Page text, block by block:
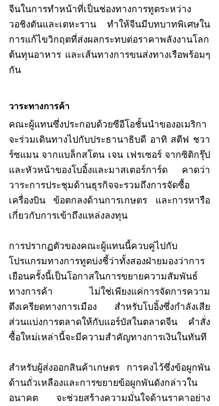
จีนในการทำหน้าที่เป็นช่องทางการทูตระหว่าง
วอชิงตันและเตหะราน ทำให้จีนมีบทบาทพิเศษใน
การแก้ไขวิกฤตที่ส่งผลกระทบต่อราคาพลังงานโลก
ต้นทุนอาหาร และเส้นทางการขนส่งทางเรือพร้อมๆ
กัน
วาระทางการค้า
คณะผู้แทนซึ่งประกอบด้วยซีอีโอชั้นนำของอเมริกา
จะร่วมเดินทางไปกับประธานาธิบดี อาทิ สตีฟ ชวา
ร์ซแมน จากแบล็กสโตน เจน เฟรเซอร์ จากซิติกรุ๊ป
และหัวหน้าของโบอิ้งและมาสเตอร์การ์ด คาดว่า
วาระการประชุมด้านธุรกิจจะรวมถึงการจัดซื้อ
เครื่องบิน ข้อตกลงด้านการเกษตร และการหารือ
เกี่ยวกับการเข้าถึงแหล่งลงทุน
การปรากฏตัวของคณะผู้แทนนี้ควบคู่ไปกับ
โปรแกรมทางการทูตบ่งชี้ว่าทั้งสองฝ่ายมองว่าการ
เยือนครั้งนี้เป็นโอกาสในการขยายความสัมพันธ์
ทางการค้า ไม่ใช่เพียงแค่การจัดการความ
ตึงเครียดทางการเมือง สำหรับโบอิ้งซึ่งกำลังเสีย
ส่วนแบ่งการตลาดให้กับแอร์บัสในตลาดจีน คำสั่ง
ซื้อใหม่เหล่านี้จะมีความสำคัญทางการเงินในทันที
สำหรับผู้ส่งออกสินค้าเกษตร การคงไว้ซึ่งข้อผูกพัน
ด้านถั่วเหลืองและการขยายข้อผูกพันดังกล่าวใน
อนาคต จะช่วยสร้างความมั่นใจด้านราคาอย่าง